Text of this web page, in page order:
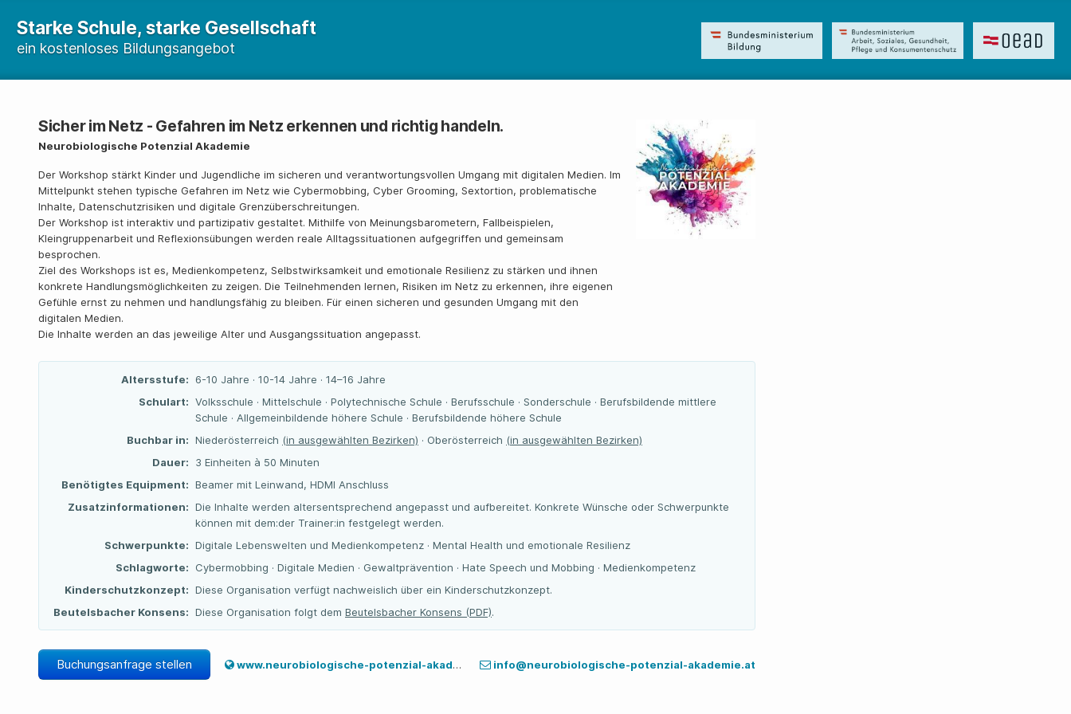
Starke Schule, starke Gesellschaft
ein kostenloses Bildungsangebot
Sicher im Netz - Gefahren im Netz erkennen und richtig handeln.
Neurobiologische Potenzial Akademie
Der Workshop stärkt Kinder und Jugendliche im sicheren und verantwortungsvollen Umgang mit digitalen Medien. Im
Mittelpunkt stehen typische Gefahren im Netz wie Cybermobbing, Cyber Grooming, Sextortion, problematische
Inhalte, Datenschutzrisiken und digitale Grenzüberschreitungen.
Der Workshop ist interaktiv und partizipativ gestaltet. Mithilfe von Meinungsbarometern, Fallbeispielen,
Kleingruppenarbeit und Reflexionsübungen werden reale Alltagssituationen aufgegriffen und gemeinsam
besprochen.
Ziel des Workshops ist es, Medienkompetenz, Selbstwirksamkeit und emotionale Resilienz zu stärken und ihnen
konkrete Handlungsmöglichkeiten zu zeigen. Die Teilnehmenden lernen, Risiken im Netz zu erkennen, ihre eigenen
Gefühle ernst zu nehmen und handlungsfähig zu bleiben. Für einen sicheren und gesunden Umgang mit den
digitalen Medien.
Die Inhalte werden an das jeweilige Alter und Ausgangssituation angepasst.
Altersstufe:
6-10 Jahre · 10-14 Jahre · 14–16 Jahre
Schulart: Volksschule · Mittelschule · Polytechnische Schule · Berufsschule · Sonderschule · Berufsbildende mittlere
Schule · Allgemeinbildende höhere Schule · Berufsbildende höhere Schule
Buchbar in: Niederösterreich (in ausgewählten Bezirken) · Oberösterreich (in ausgewählten Bezirken)
Dauer:
3 Einheiten à 50 Minuten
Benötigtes Equipment: Beamer mit Leinwand, HDMI Anschluss
Zusatzinformationen: Die Inhalte werden altersentsprechend angepasst und aufbereitet. Konkrete Wünsche oder Schwerpunkte
können mit dem:der Trainer:in festgelegt werden.
Schwerpunkte: Digitale Lebenswelten und Medienkompetenz · Mental Health und emotionale Resilienz
Schlagworte:
Cybermobbing · Digitale Medien · Gewaltprävention · Hate Speech und Mobbing · Medienkompetenz
Kinderschutzkonzept: Diese Organisation verfügt nachweislich über ein Kinderschutzkonzept.
Beutelsbacher Konsens: Diese Organisation folgt dem Beutelsbacher Konsens (PDF).
Buchungsanfrage stellen www.neurobiologische-potenzial-akademie.at info@neurobiologische-potenzial-akademie.at